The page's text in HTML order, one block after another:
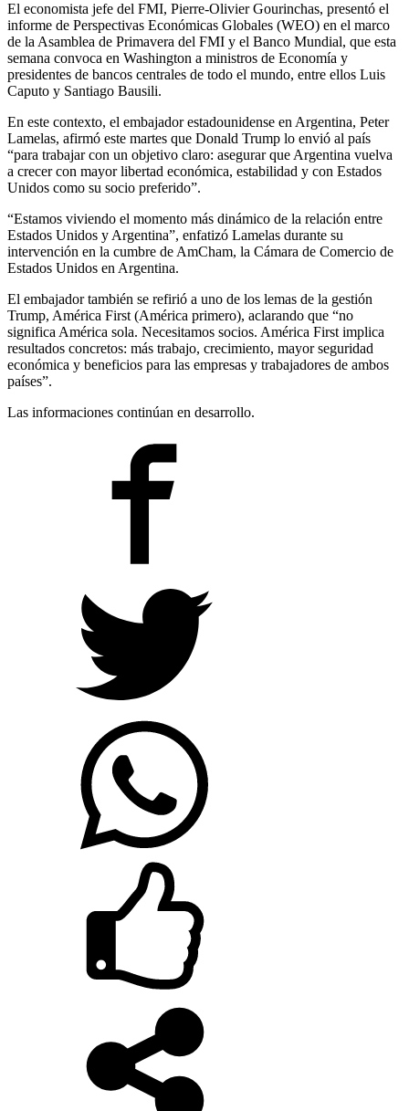
El economista jefe del FMI, Pierre-Olivier Gourinchas, presentó el
informe de Perspectivas Económicas Globales (WEO) en el marco
de la Asamblea de Primavera del FMI y el Banco Mundial, que esta
semana convoca en Washington a ministros de Economía y
presidentes de bancos centrales de todo el mundo, entre ellos Luis
Caputo y Santiago Bausili.
En este contexto, el embajador estadounidense en Argentina, Peter
Lamelas, afirmó este martes que Donald Trump lo envió al país
“para trabajar con un objetivo claro: asegurar que Argentina vuelva
a crecer con mayor libertad económica, estabilidad y con Estados
Unidos como su socio preferido”.
“Estamos viviendo el momento más dinámico de la relación entre
Estados Unidos y Argentina”, enfatizó Lamelas durante su
intervención en la cumbre de AmCham, la Cámara de Comercio de
Estados Unidos en Argentina.
El embajador también se refirió a uno de los lemas de la gestión
Trump, América First (América primero), aclarando que “no
significa América sola. Necesitamos socios. América First implica
resultados concretos: más trabajo, crecimiento, mayor seguridad
económica y beneficios para las empresas y trabajadores de ambos
países”.
Las informaciones continúan en desarrollo.